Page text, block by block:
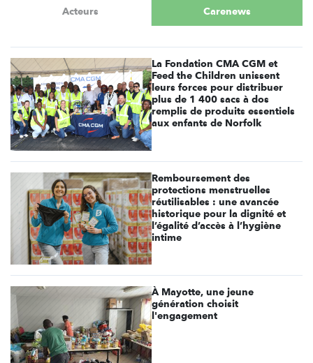
Acteurs Carenews
La Fondation CMA CGM et
Feed the Children unissent
leurs forces pour distribuer
plus de 1 400 sacs à dos
remplis de produits essentiels
aux enfants de Norfolk
Remboursement des
protections menstruelles
réutilisables : une avancée
historique pour la dignité et
l’égalité d’accès à l’hygiène
intime
À Mayotte, une jeune
génération choisit
l'engagement